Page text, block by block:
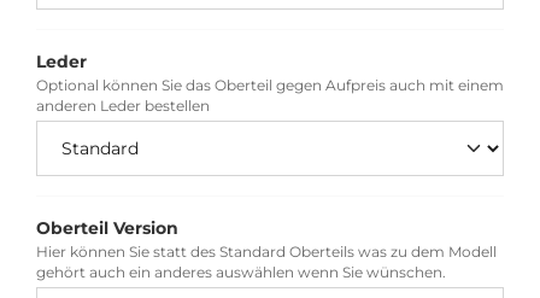
Leder
Optional können Sie das Oberteil gegen Aufpreis auch mit einem
anderen Leder bestellen
Oberteil Version
Hier können Sie statt des Standard Oberteils was zu dem Modell
gehört auch ein anderes auswählen wenn Sie wünschen.